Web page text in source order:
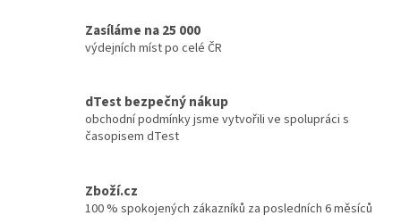
Zasíláme na 25 000
výdejních míst po celé ČR
dTest bezpečný nákup
obchodní podmínky jsme vytvořili ve spolupráci s
časopisem dTest
Zboží.cz
100 % spokojených zákazníků za posledních 6 měsíců